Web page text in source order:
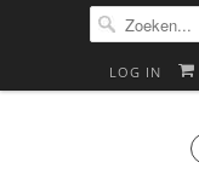
LOG IN